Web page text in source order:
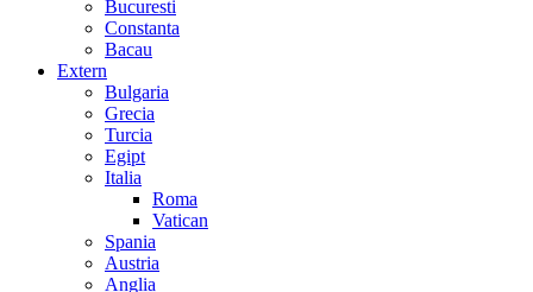
Bucuresti
Constanta
Bacau
Extern
Bulgaria
Grecia
Turcia
Egipt
Italia
Roma
Vatican
Spania
Austria
Anglia